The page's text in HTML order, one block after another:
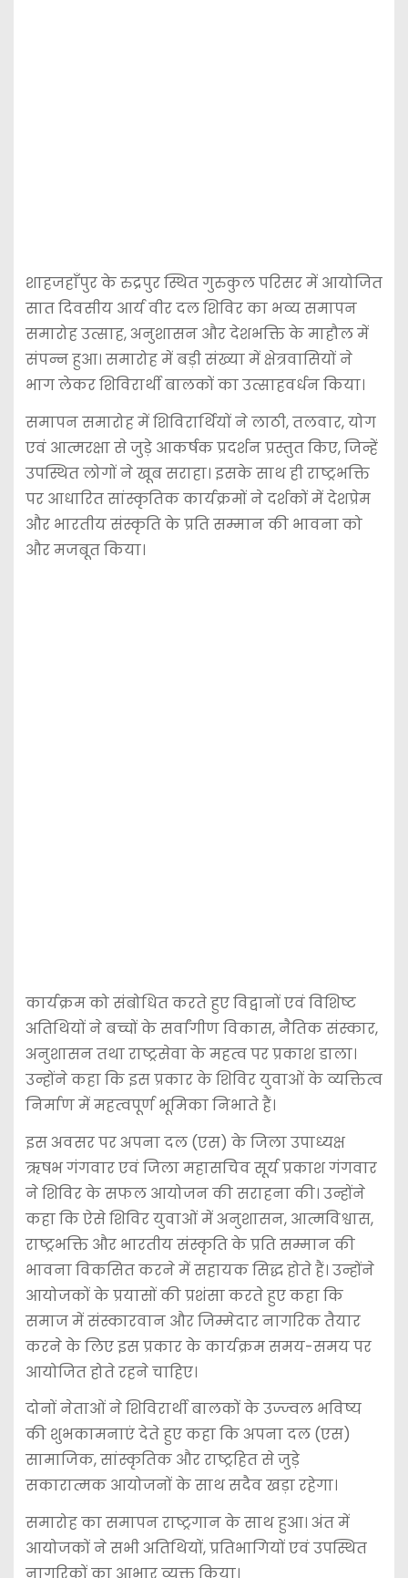
शाहजहाँपुर के रुद्रपुर स्थित गुरुकुल परिसर में आयोजित
सात दिवसीय आर्य वीर दल शिविर का भव्य समापन
समारोह उत्साह, अनुशासन और देशभक्ति के माहौल में
संपन्न हुआ। समारोह में बड़ी संख्या में क्षेत्रवासियों ने
भाग लेकर शिविरार्थी बालकों का उत्साहवर्धन किया।
समापन समारोह में शिविरार्थियों ने लाठी, तलवार, योग
एवं आत्मरक्षा से जुड़े आकर्षक प्रदर्शन प्रस्तुत किए, जिन्हें
उपस्थित लोगों ने खूब सराहा। इसके साथ ही राष्ट्रभक्ति
पर आधारित सांस्कृतिक कार्यक्रमों ने दर्शकों में देशप्रेम
और भारतीय संस्कृति के प्रति सम्मान की भावना को
और मजबूत किया।
कार्यक्रम को संबोधित करते हुए विद्वानों एवं विशिष्ट
अतिथियों ने बच्चों के सर्वांगीण विकास, नैतिक संस्कार,
अनुशासन तथा राष्ट्रसेवा के महत्व पर प्रकाश डाला।
उन्होंने कहा कि इस प्रकार के शिविर युवाओं के व्यक्तित्व
निर्माण में महत्वपूर्ण भूमिका निभाते हैं।
इस अवसर पर अपना दल (एस) के जिला उपाध्यक्ष
ऋषभ गंगवार एवं जिला महासचिव सूर्य प्रकाश गंगवार
ने शिविर के सफल आयोजन की सराहना की। उन्होंने
कहा कि ऐसे शिविर युवाओं में अनुशासन, आत्मविश्वास,
राष्ट्रभक्ति और भारतीय संस्कृति के प्रति सम्मान की
भावना विकसित करने में सहायक सिद्ध होते हैं। उन्होंने
आयोजकों के प्रयासों की प्रशंसा करते हुए कहा कि
समाज में संस्कारवान और जिम्मेदार नागरिक तैयार
करने के लिए इस प्रकार के कार्यक्रम समय-समय पर
आयोजित होते रहने चाहिए।
दोनों नेताओं ने शिविरार्थी बालकों के उज्ज्वल भविष्य
की शुभकामनाएं देते हुए कहा कि अपना दल (एस)
सामाजिक, सांस्कृतिक और राष्ट्रहित से जुड़े
सकारात्मक आयोजनों के साथ सदैव खड़ा रहेगा।
समारोह का समापन राष्ट्रगान के साथ हुआ। अंत में
आयोजकों ने सभी अतिथियों, प्रतिभागियों एवं उपस्थित